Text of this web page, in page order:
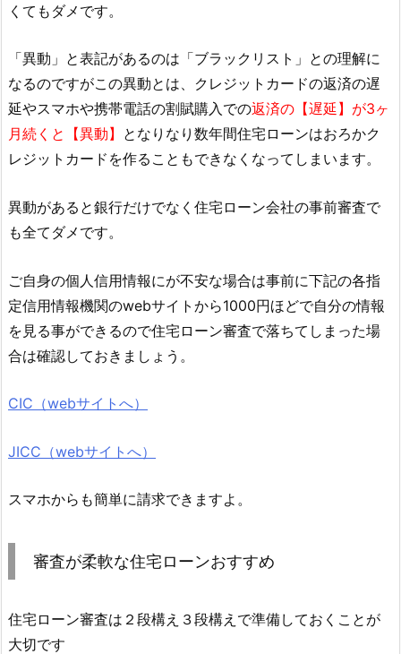
くてもダメです。
「異動」と表記があるのは「ブラックリスト」との理解に
なるのですがこの異動とは、クレジットカードの返済の遅
延やスマホや携帯電話の割賦購入での返済の【遅延】が3ヶ
月続くと【異動】 となりなり数年間住宅ローンはおろかク
レジットカードを作ることもできなくなってしまいます。
異動があると銀行だけでなく住宅ローン会社の事前審査で
も全てダメです。
ご自身の個人信用情報にが不安な場合は事前に下記の各指
定信用情報機関のwebサイトから1000円ほどで自分の情報
を見る事ができるので住宅ローン審査で落ちてしまった場
合は確認しておきましょう。
CIC（webサイトへ）
JICC（webサイトへ）
スマホからも簡単に請求できますよ。
審査が柔軟な住宅ローンおすすめ
住宅ローン審査は２段構え３段構えで準備しておくことが
大切です